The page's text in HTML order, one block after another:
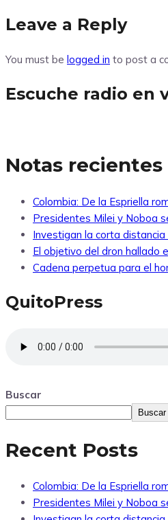
Leave a Reply
You must be logged in to post a
Escuche radio en
Notas recientes
Colombia: De la Espriella
Presidentes Milei y Noboa
Investigan la corta
El objetivo del dron hallado
Cadena perpetua para el
QuitoPress
Buscar
Buscar
Recent Posts
Colombia: De la Espriella
Presidentes Milei y Noboa